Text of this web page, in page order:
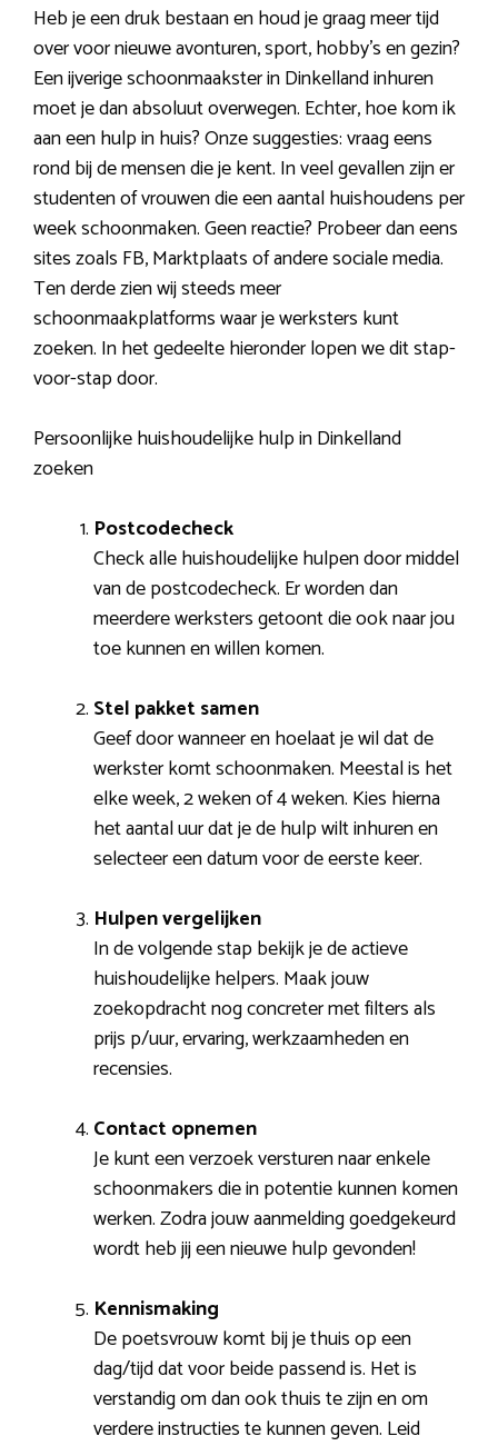
Heb je een druk bestaan en houd je graag meer tijd
over voor nieuwe avonturen, sport, hobby’s en gezin?
Een ijverige schoonmaakster in Dinkelland inhuren
moet je dan absoluut overwegen. Echter, hoe kom ik
aan een hulp in huis? Onze suggesties: vraag eens
rond bij de mensen die je kent. In veel gevallen zijn er
studenten of vrouwen die een aantal huishoudens per
week schoonmaken. Geen reactie? Probeer dan eens
sites zoals FB, Marktplaats of andere sociale media.
Ten derde zien wij steeds meer
schoonmaakplatforms waar je werksters kunt
zoeken. In het gedeelte hieronder lopen we dit stap-
voor-stap door.
Persoonlijke huishoudelijke hulp in Dinkelland
zoeken
Postcodecheck
Check alle huishoudelijke hulpen door middel
van de postcodecheck. Er worden dan
meerdere werksters getoont die ook naar jou
toe kunnen en willen komen.
Stel pakket samen
Geef door wanneer en hoelaat je wil dat de
werkster komt schoonmaken. Meestal is het
elke week, 2 weken of 4 weken. Kies hierna
het aantal uur dat je de hulp wilt inhuren en
selecteer een datum voor de eerste keer.
Hulpen vergelijken
In de volgende stap bekijk je de actieve
huishoudelijke helpers. Maak jouw
zoekopdracht nog concreter met filters als
prijs p/uur, ervaring, werkzaamheden en
recensies.
Contact opnemen
Je kunt een verzoek versturen naar enkele
schoonmakers die in potentie kunnen komen
werken. Zodra jouw aanmelding goedgekeurd
wordt heb jij een nieuwe hulp gevonden!
Kennismaking
De poetsvrouw komt bij je thuis op een
dag/tijd dat voor beide passend is. Het is
verstandig om dan ook thuis te zijn en om
verdere instructies te kunnen geven. Leid